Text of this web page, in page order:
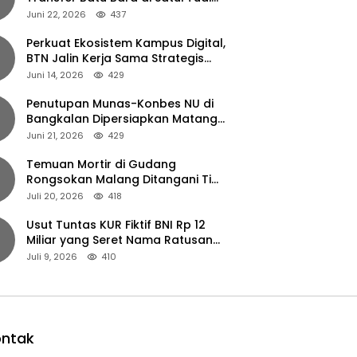
Sorotan
Juni 22, 2026 437
Perkuat Ekosistem Kampus Digital,
BTN Jalin Kerja Sama Strategis
dengan UNAIR
Juni 14, 2026 429
Penutupan Munas-Konbes NU di
Bangkalan Dipersiapkan Matang,
Gus Ipul Turun Tangan
Juni 21, 2026 429
Temuan Mortir di Gudang
Rongsokan Malang Ditangani Tim
Gegana Polda Jatim
Juli 20, 2026 418
Usut Tuntas KUR Fiktif BNI Rp 12
Miliar yang Seret Nama Ratusan
Petani Jember
Juli 9, 2026 410